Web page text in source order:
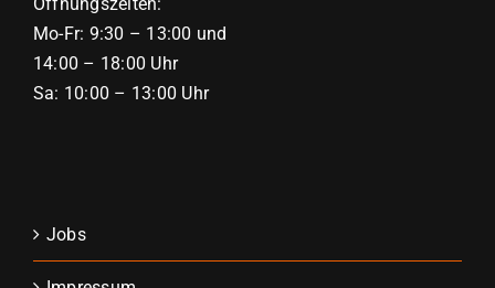
Öffnungszeiten:
Mo-Fr: 9:30 – 13:00 und
14:00 – 18:00 Uhr
Sa: 10:00 – 13:00 Uhr
Jobs